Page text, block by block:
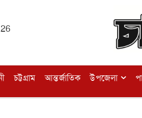
চট্টগ্রাম আন্তর্জাতিক উপজেলা